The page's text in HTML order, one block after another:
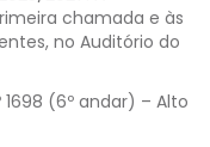
chamada e às
no Auditório do
(6º andar) – Alto